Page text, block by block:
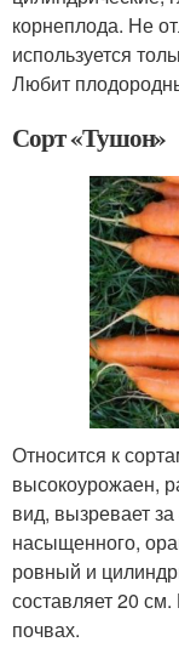
корнеплода. Не
используется
Любит
Сорт «Тушон»
Относится к
высокоурожаен,
вид, вызревает
насыщенного,
ровный и
составляет 20
почвах.